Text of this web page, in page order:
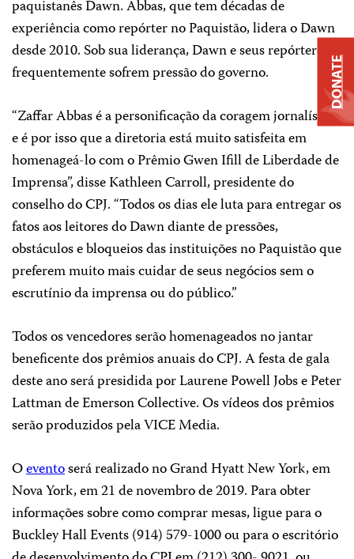
paquistanêsDawn. Abbas, que tem décadas de
experiência como repórter no Paquistão, lidera oDawn
desde 2010. Sob sua liderança,Dawne seus repórteres
frequentemente sofrem pressão do governo.
“Zaffar Abbas é a personificação da coragem jornalística,
e é por isso que a diretoria está muito satisfeita em
homenageá-lo com o Prêmio Gwen Ifill de Liberdade de
Imprensa”, disse Kathleen Carroll, presidente do
conselho do CPJ. “Todos os dias ele luta para entregar os
fatos aos leitores doDawndiante de pressões,
obstáculos e bloqueios das instituições no Paquistão que
preferem muito mais cuidar de seus negócios sem o
escrutínio da imprensa ou do público.”
Todos os vencedores serão homenageados no jantar
beneficente dos prêmios anuais do CPJ. A festa de gala
deste ano será presidida por Laurene Powell Jobs e Peter
Lattman de Emerson Collective. Os vídeos dos prêmios
serão produzidos pela VICE Media.
Oeventoserá realizado no Grand Hyatt New York, em
Nova York, em 21 de novembro de 2019. Para obter
informações sobre como comprar mesas, ligue para o
Buckley Hall Events (914) 579-1000 ou para o escritório
DONATE